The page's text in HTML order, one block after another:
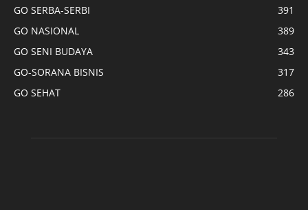
GO SERBA-SERBI
391
GO NASIONAL
389
GO SENI BUDAYA
343
GO-SORANA BISNIS
317
GO SEHAT
286